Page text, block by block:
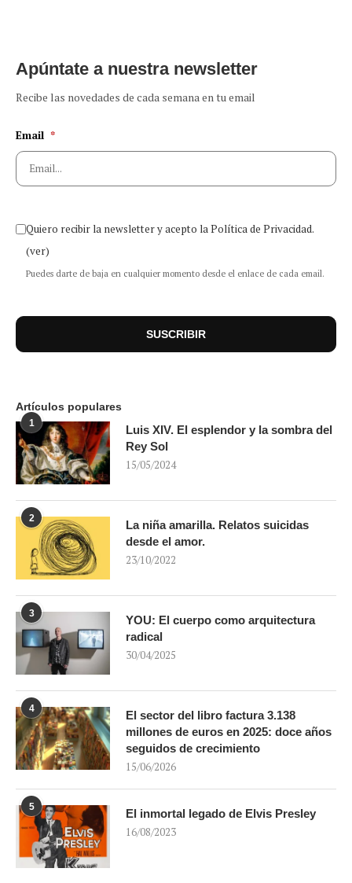
Apúntate a nuestra newsletter
Recibe las novedades de cada semana en tu email
Email *
Quiero recibir la newsletter y acepto la Política de Privacidad.
(ver)
Puedes darte de baja en cualquier momento desde el enlace de cada email.
Artículos populares
1
Luis XIV. El esplendor y la sombra del
Rey Sol
15/05/2024
2
La niña amarilla. Relatos suicidas
desde el amor.
23/10/2022
3
YOU: El cuerpo como arquitectura
radical
30/04/2025
4
El sector del libro factura 3.138
millones de euros en 2025: doce años
seguidos de crecimiento
15/06/2026
5
El inmortal legado de Elvis Presley
16/08/2023